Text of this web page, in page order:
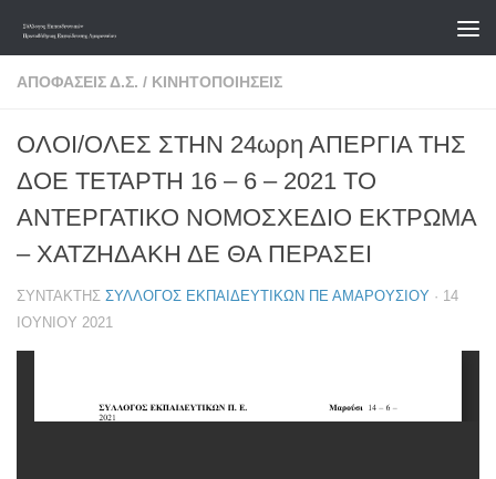
Skip to content
ΑΠΟΦΆΣΕΙΣ Δ.Σ. / ΚΙΝΗΤΟΠΟΙΉΣΕΙΣ
ΟΛΟΙ/ΟΛΕΣ ΣΤΗΝ 24ωρη ΑΠΕΡΓΙΑ ΤΗΣ
ΔΟΕ ΤΕΤΑΡΤΗ 16 – 6 – 2021 ΤΟ
ΑΝΤΕΡΓΑΤΙΚΟ ΝΟΜΟΣΧΕΔΙΟ ΕΚΤΡΩΜΑ
– ΧΑΤΖΗΔΑΚΗ ΔΕ ΘΑ ΠΕΡΑΣΕΙ
ΣΥΝΤΆΚΤΗΣ ΣΎΛΛΟΓΟΣ ΕΚΠΑΙΔΕΥΤΙΚΏΝ ΠΕ ΑΜΑΡΟΥΣΊΟΥ · 14
ΙΟΥΝΊΟΥ 2021